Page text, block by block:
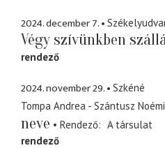
2024. december 7.
Végy szívünkben
rendező
2024. november 29.
Szkéné
Tompa Andrea - Szántusz
neve
Rendező
A társulat
rendező